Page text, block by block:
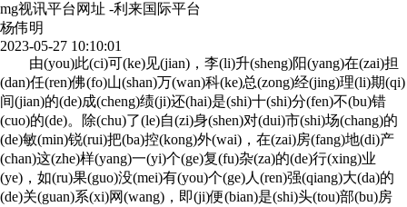
mg视讯平台网址 -利来国际平台
杨伟明
2023-05-27 10:10:01
由(you)此(ci)可(ke)见(jian)，李(li)升(sheng)阳(yang)在(zai)担
(dan)任(ren)佛(fo)山(shan)万(wan)科(ke)总(zong)经(jing)理(li)期(qi)
间(jian)的(de)成(cheng)绩(ji)还(hai)是(shi)十(shi)分(fen)不(bu)错
(cuo)的(de)。除(chu)了(le)自(zi)身(shen)对(dui)市(shi)场(chang)的
(de)敏(min)锐(rui)把(ba)控(kong)外(wai)，在(zai)房(fang)地(di)产
(chan)这(zhe)样(yang)一(yi)个(ge)复(fu)杂(za)的(de)行(xing)业
(ye)，如(ru)果(guo)没(mei)有(you)个(ge)人(ren)强(qiang)大(da)的
(de)关(guan)系(xi)网(wang)，即(ji)便(bian)是(shi)头(tou)部(bu)房